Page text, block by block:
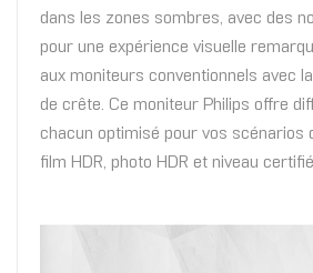
dans les zones sombres, avec des
pour une expérience visuelle
aux moniteurs conventionnels avec
de crête. Ce moniteur Philips offre
chacun optimisé pour vos scénarios
film HDR, photo HDR et niveau